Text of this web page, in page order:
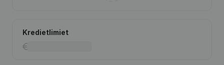
Kredietlimiet